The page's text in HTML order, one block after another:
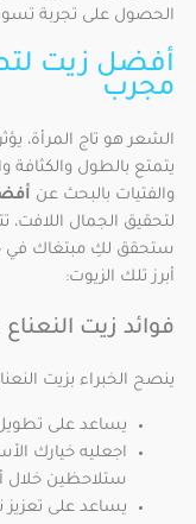
الحصول على تجربة
أفضل زيت
مجرب
الشعر هو تاج المرأة،
يتمتع بالطول
والفتيات بالبحث عن
لتحقيق الجمال اللافت،
ستحقق لكِ مبتغاك في
أبرز تلك الزيوت:
فوائد زيت
ينصح الخبراء بزيت
يساعد على
اجعليه خيارك
ستلاحظين خلال
يساعد على تعزيز